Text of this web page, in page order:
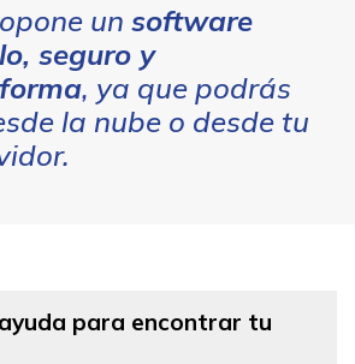
un software
seguro y
, ya que podrás
la nube o desde tu
para encontrar tu